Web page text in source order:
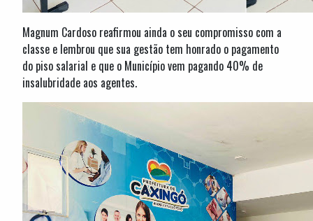
Magnum Cardoso reafirmou ainda o seu compromisso com a
classe e lembrou que sua gestão tem honrado o pagamento
do piso salarial e que o Município vem pagando 40% de
insalubridade aos agentes.